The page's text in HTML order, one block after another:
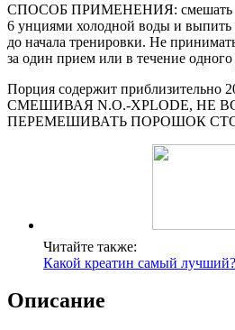
СПОСОБ ПРИМЕНЕНИЯ: смешать
6 унциями холодной воды и
до начала тренировки. Не
за один прием или в течение одного
Порция содержит приблизительно
СМЕШИВАЯ N.O.-XPLODE, НЕ
ПЕРЕМЕШИВАТЬ ПОРОШОК
Читайте также:
Какой креатин самый
Описание